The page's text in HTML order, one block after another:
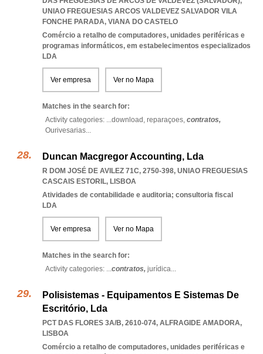
UNIAO FREGUESIAS ARCOS VALDEVEZ SALVADOR VILA
FONCHE PARADA, VIANA DO CASTELO
Comércio a retalho de computadores, unidades periféricas e
programas informáticos, em estabelecimentos especializados
LDA
Ver empresa Ver no Mapa
Matches in the search for:
Activity categories: ...download, reparaçoes, contratos,
Ourivesarias...
Duncan Macgregor Accounting, Lda
R DOM JOSÉ DE AVILEZ 71C, 2750-398, UNIAO FREGUESIAS
CASCAIS ESTORIL, LISBOA
Atividades de contabilidade e auditoria; consultoria fiscal
LDA
Ver empresa Ver no Mapa
Matches in the search for:
Activity categories: ...contratos, jurídica...
Polisistemas - Equipamentos E Sistemas De
Escritório, Lda
PCT DAS FLORES 3A/B, 2610-074, ALFRAGIDE AMADORA,
LISBOA
Comércio a retalho de computadores, unidades periféricas e